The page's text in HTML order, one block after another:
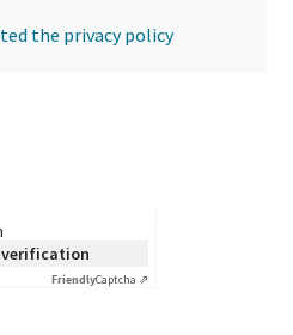
the privacy policy
FriendlyCaptcha ⇗